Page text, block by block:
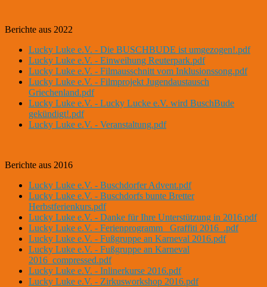
Berichte aus 2022
Lucky Luke e.V. - Die BUSCHBUDE ist umgezogen!.pdf
Lucky Luke e.V. - Einweihung Reuterpark.pdf
Lucky Luke e.V. - Filmausschnitt vom Inklusionssong.pdf
Lucky Luke e.V. - Filmprojekt Jugendaustausch
Griechenland.pdf
Lucky Luke e.V. - Lucky Lucke e.V. wird BuschBude
gekündigt!.pdf
Lucky Luke e.V. - Veranstaltung.pdf
Berichte aus 2016
Lucky Luke e.V. - Buschdorfer Advent.pdf
Lucky Luke e.V. - Buschdorfs bunte Bretter
Herbstferienkurs.pdf
Lucky Luke e.V. - Danke für Ihre Unterstützung in 2016.pdf
Lucky Luke e.V. - Ferienprogramm _Graffiti 2016_.pdf
Lucky Luke e.V. - Fußgruppe an Karneval 2016.pdf
Lucky Luke e.V. - Fußgruppe an Karneval
2016_compressed.pdf
Lucky Luke e.V. - Inlinerkurse 2016.pdf
Lucky Luke e.V. - Zirkusworkshop 2016.pdf